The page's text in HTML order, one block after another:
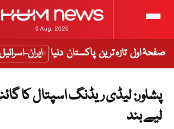
9 Aug, 2026
صفحۂ اول تازہ ترین پاکستان دنیا ایران-
لیے بند